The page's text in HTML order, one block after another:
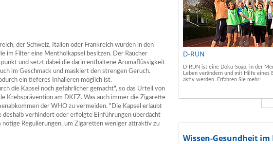
der Schweiz, Italien oder Frankreich wurden in den
im Filter eine Mentholkapsel besitzen. Der Raucher
und setzt dabei die darin enthaltene Aromaflüssigkeit
im Geschmack und maskiert den strengen Geruch.
ein tieferes Inhalieren möglich ist.
die Kapsel noch gefährlicher gemacht", so das Urteil von
Krebsprävention am DKFZ. Was auch immer die Zigarette
der WHO zu vermeiden. "Die Kapsel erlaubt
verhindert oder erfolgte Einführungen überdacht
Regulierungen, um Zigaretten weniger attraktiv zu
D-RUN
D-RUN ist eine Doku-Soap, in der
Leben verändern und mit Hilfe eines
aktiv werden. Erfahren Sie mehr!
Wissen-Gesundheit im